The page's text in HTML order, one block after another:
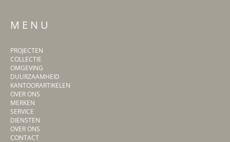
M E N U
PROJECTEN
COLLECTIE
OMGEVING
DUURZAAMHEID
KANTOORARTIKELEN
OVER ONS
MERKEN
SERVICE
DIENSTEN
OVER ONS
CONTACT